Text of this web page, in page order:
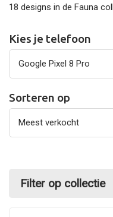
18 designs in de Fauna
Kies je telefoon
Sorteren op
Filter op collectie